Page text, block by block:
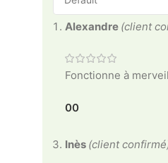
Alexandre (client
Fonctionne à
00
Inès (client